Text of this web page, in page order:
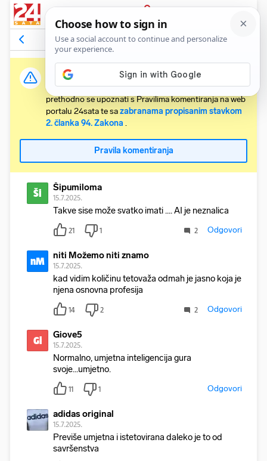
PRIJAVA
Komentari42 Relevantni
Važna obavijest:
Svaki korisnik koji želi komentirati članke obvezan je
prethodno se upoznati s Pravilima komentiranja na web
portalu 24sata te sazabranama propisanim stavkom
2. članka 94. Zakona .
Pravila komentiranja
Ši Šipumiloma
15.7.2025.
Takve sise može svatko imati .... AI je neznalica
21 1 2 Odgovori
nM niti Možemo niti znamo
15.7.2025.
kad vidim količinu tetovaža odmah je jasno koja je
njena osnovna profesija
14 2 2 Odgovori
Gi Giove5
15.7.2025.
Normalno, umjetna inteligencija gura
svoje...umjetno.
11 1 Odgovori
adidas original
15.7.2025.
Previše umjetna i istetovirana daleko je to od
savršenstva